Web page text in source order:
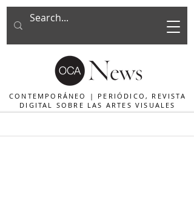
CONTEMPORÁNEO | PERIÓDICO, REVISTA
DIGITAL SOBRE LAS ARTES VISUALES